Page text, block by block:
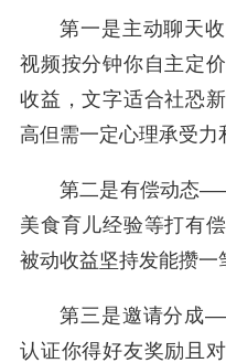
第一是主动聊天
视频按分钟你自主定
收益，文字适合社恐
高但需一定心理承受力
第二是有偿动态
美食育儿经验等打有
被动收益坚持发能攒一
第三是邀请分成
认证你得好友奖励且